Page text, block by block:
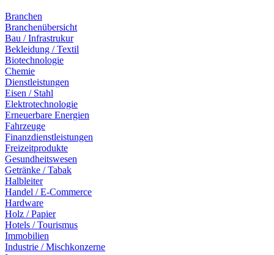
Branchen
Branchenübersicht
Bau / Infrastrukur
Bekleidung / Textil
Biotechnologie
Chemie
Dienstleistungen
Eisen / Stahl
Elektrotechnologie
Erneuerbare Energien
Fahrzeuge
Finanzdienstleistungen
Freizeitprodukte
Gesundheitswesen
Getränke / Tabak
Halbleiter
Handel / E-Commerce
Hardware
Holz / Papier
Hotels / Tourismus
Immobilien
Industrie / Mischkonzerne